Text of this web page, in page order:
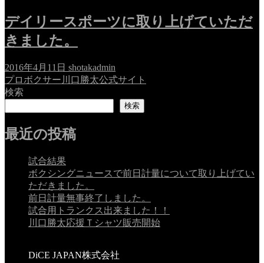
デイリースポーツに取り上げていただ
きました。
2016年4月11日 shotakadmin
プロボクサー川口勝太公式サイト
検索
検索
最近の投稿
試合結果
ボクシングニュースで前日計量について取り上げてい
ただきました。
前日計量無事終了しました。
試合用トランクス出来ました！！
川口勝太応援Ｔシャツ販売開始
DiCE JAPAN株式会社